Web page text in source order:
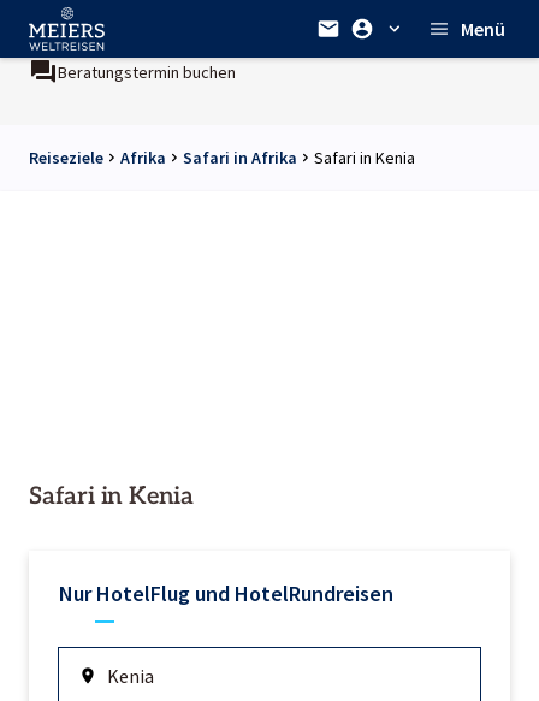
Menü
Beratungstermin buchen
Reiseziele Afrika Safari in Afrika Safari in Kenia
Safari in Kenia
Nur HotelFlug und HotelRundreisen